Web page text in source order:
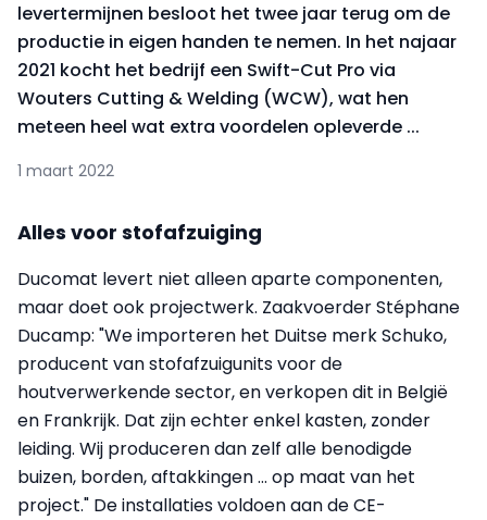
levertermijnen besloot het twee jaar terug om de
productie in eigen handen te nemen. In het najaar
2021 kocht het bedrijf een Swift-Cut Pro via
Wouters Cutting & Welding (WCW), wat hen
meteen heel wat extra voordelen opleverde ...
1 maart 2022
Alles voor stofafzuiging
Ducomat levert niet alleen aparte componenten,
maar doet ook projectwerk. Zaakvoerder Stéphane
Ducamp: "We importeren het Duitse merk Schuko,
producent van stofafzuigunits voor de
houtverwerkende sector, en verkopen dit in België
en Frankrijk. Dat zijn echter enkel kasten, zonder
leiding. Wij produceren dan zelf alle benodigde
buizen, borden, aftakkingen ... op maat van het
project." De installaties voldoen aan de CE-